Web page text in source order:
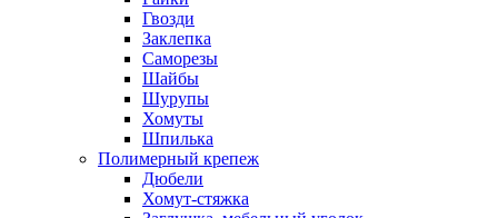
Гвозди
Заклепка
Саморезы
Шайбы
Шурупы
Хомуты
Шпилька
Полимерный крепеж
Дюбели
Хомут-стяжка